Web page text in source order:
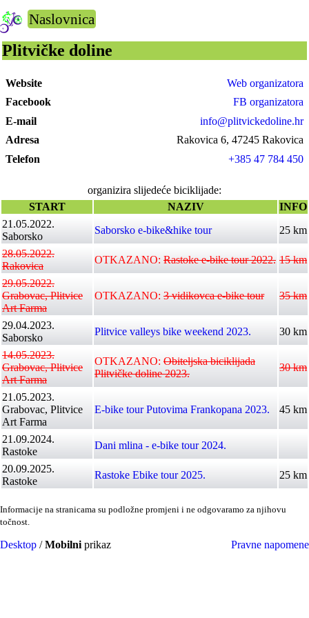
Naslovnica
Plitvičke doline
Website
Web organizatora
Facebook
FB organizatora
E-mail
info@plitvickedoline.hr
Adresa
Rakovica 6, 47245 Rakovica
Telefon
+385 47 784 450
organizira slijedeće biciklijade:
START
NAZIV
INFO
21.05.2022.
Saborsko
Saborsko e-bike&hike tour
25 km
28.05.2022.
Rakovica
OTKAZANO: Rastoke e-bike tour 2022. 15 km
29.05.2022.
Grabovac, Plitvice
Art Farma
OTKAZANO: 3 vidikovca e-bike tour 35 km
29.04.2023.
Saborsko
Plitvice valleys bike weekend 2023.
30 km
14.05.2023.
Grabovac, Plitvice
Art Farma
OTKAZANO: Obiteljska biciklijada
Plitvičke doline 2023.
30 km
21.05.2023.
Grabovac, Plitvice
Art Farma
E-bike tour Putovima Frankopana 2023. 45 km
21.09.2024.
Rastoke
Dani mlina - e-bike tour 2024.
20.09.2025.
Rastoke
Rastoke Ebike tour 2025. 25 km
Informacije na stranicama su podložne promjeni i ne odgovaramo za njihovu
točnost.
Desktop /Mobilni prikaz Pravne napomene